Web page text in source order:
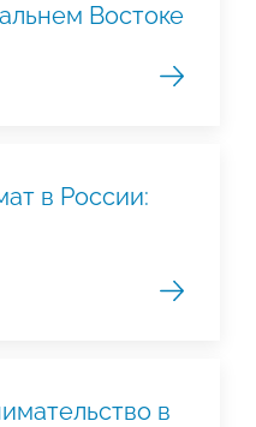
Востоке
в России:
в